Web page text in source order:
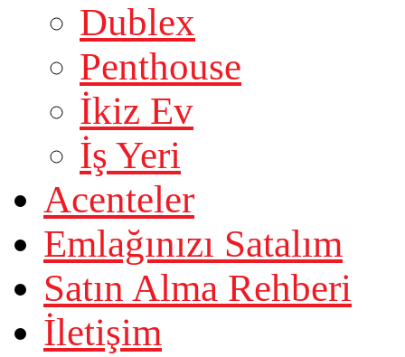
Dublex
Penthouse
İkiz Ev
İş Yeri
Acenteler
Emlağınızı Satalım
Satın Alma Rehberi
İletişim